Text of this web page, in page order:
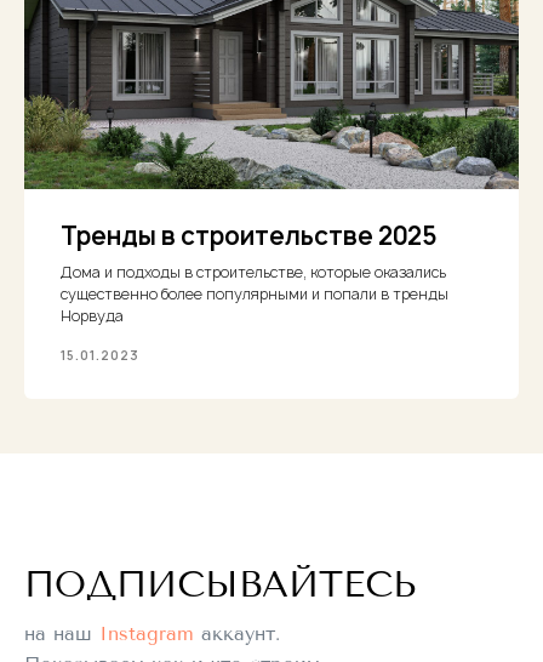
Тренды в строительстве 2025
Дома и подходы в строительстве, которые оказались
существенно более популярными и попали в тренды
Норвуда
15.01.2023
ПОДПИСЫВАЙТЕСЬ
на наш Instagram аккаунт.